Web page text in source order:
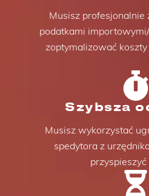
Musisz profesjonalnie
podatkami
zoptymalizować koszty
Szybsza
Musisz wykorzystać
spedytora z
przyspieszyć